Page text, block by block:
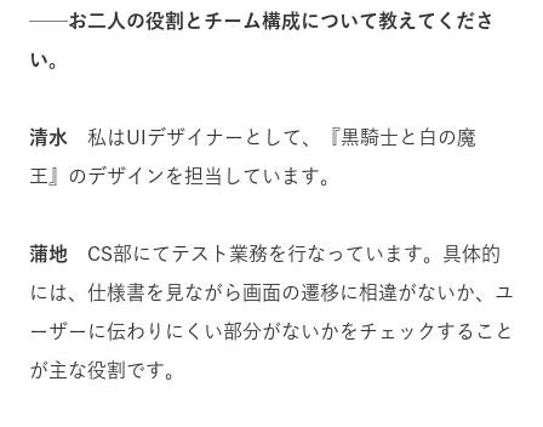
──お二人の役割とチーム構成について教えてくださ
い。
清水 私はUIデザイナーとして、『黒騎士と白の魔
王』のデザインを担当しています。
蒲地 CS部にてテスト業務を行なっています。具体的
には、仕様書を見ながら画面の遷移に相違がないか、ユ
ーザーに伝わりにくい部分がないかをチェックすること
が主な役割です。